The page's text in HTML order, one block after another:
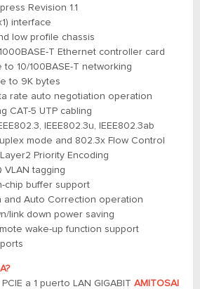
Revision 1.1
interface
low profile chassis
T Ethernet controller card
to 10/100BASE-T networking
to 9K bytes
rate auto negotiation operation
CAT-5 UTP cabling
IEEE802.3u, IEEE802.3ab
mode and 802.3x Flow Control
Priority Encoding
VLAN tagging
chip buffer support
and Auto Correction operation
link down power saving
wake-up function support
a 1 puerto LAN GIGABIT AMITOSAI